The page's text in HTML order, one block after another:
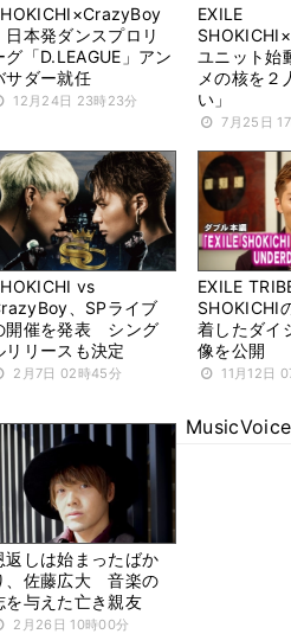
、日本発ダンスプロリ
グ「D.LEAGUE」アン
サダー就任
12月24日 23時23分
EXILE
ユニット始
メの核を２
い」
7月25日
vs
、SPライブ
開催を発表 シング
リリースも決定
2月7日 02時45分
EXILE
SHOKICHI
着したダイ
像を公開
11月12日
返しは始まったばか
、佐藤広大 音楽の
を与えた亡き親友
2月26日 10時00分
MusicVoice